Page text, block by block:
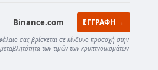
Binance.com ΕΓΓΡΑΦΗ →
σας βρίσκεται σε κίνδυνο προσοχή στην
μεταβλητότητα των τιμών των κρυπτνομισμάτων